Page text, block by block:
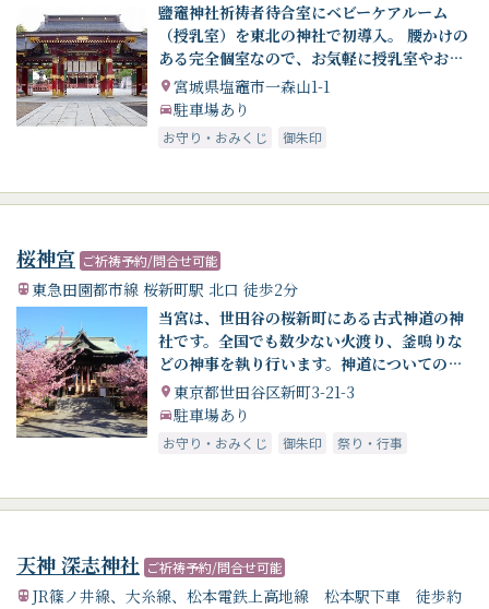
鹽竈神社祈祷者待合室にベビーケアルーム
（授乳室）を東北の神社で初導入。 腰かけの
ある完全個室なので、お気軽に授乳室やおむ
つ替えとしてご利用いただけます
宮城県塩竈市一森山1-1
駐車場あり
お守り・おみくじ 御朱印
桜神宮 ご祈祷予約/問合せ可能
東急田園都市線 桜新町駅 北口 徒歩2分
当宮は、世田谷の桜新町にある古式神道の神
社です。全国でも数少ない火渡り、釜鳴りな
どの神事を執り行います。神道についてのご
質問から、さまざまなご相談ごと行事の執行
まで、インターネットの利点を活かし皆様の
お役になれたらと思っております。
東京都世田谷区新町3-21-3
駐車場あり
お守り・おみくじ 御朱印 祭り・行事
天神 深志神社 ご祈祷予約/問合せ可能
JR篠ノ井線、大糸線、松本電鉄上高地線 松本駅下車 徒歩約